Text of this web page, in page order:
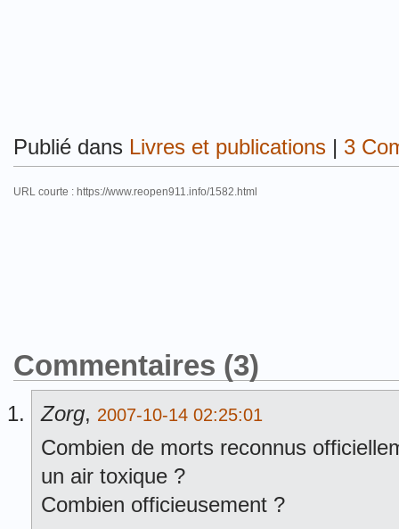
Publié dans Livres et publications | 3
URL courte : https://www.reopen911.info/1582.html
Commentaires (3)
Zorg, 2007-10-14 02:25:01
Combien de morts reconnus
un air toxique ?
Combien officieusement ?